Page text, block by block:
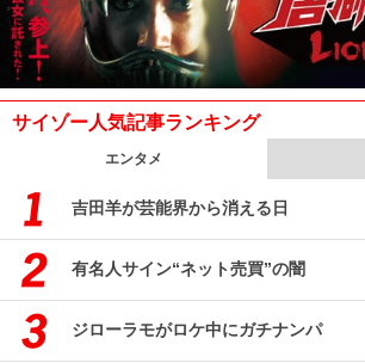
サイゾー人気記事ランキング
エンタメ
吉田羊が芸能界から消える日
有名人サイン“ネット売買”の闇
ジローラモがロケ中にガチナンパ